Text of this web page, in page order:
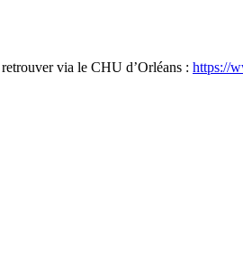
retrouver via le CHU d’Orléans : https://